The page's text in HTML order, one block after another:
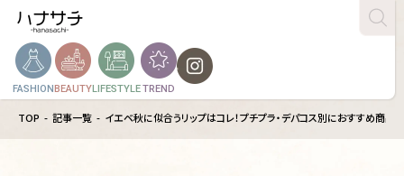
FASHIONBEAUTYLIFESTYLETREND
TOP 記事一覧 イエベ秋に似合うリップはコレ！プチプラ・デパコス別におすすめ商品